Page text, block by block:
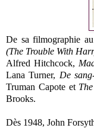
De sa filmographie
(The Trouble With
Alfred Hitchcock,
Lana Turner, De
Truman Capote et
Brooks.
Dès 1948, John